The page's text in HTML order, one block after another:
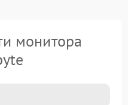
монитора